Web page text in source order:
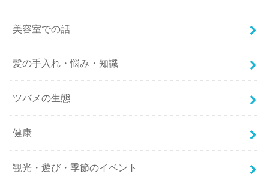
美容室での話
髪の手入れ・悩み・知識
ツバメの生態
健康
観光・遊び・季節のイベント